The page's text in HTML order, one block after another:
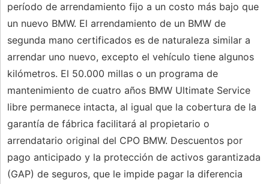
período de arrendamiento fijo a un costo más bajo que
un nuevo BMW. El arrendamiento de un BMW de
segunda mano certificados es de naturaleza similar a
arrendar uno nuevo, excepto el vehículo tiene algunos
kilómetros. El 50.000 millas o un programa de
mantenimiento de cuatro años BMW Ultimate Service
libre permanece intacta, al igual que la cobertura de la
garantía de fábrica facilitará al propietario o
arrendatario original del CPO BMW. Descuentos por
pago anticipado y la protección de activos garantizada
(GAP) de seguros, que le impide pagar la diferencia